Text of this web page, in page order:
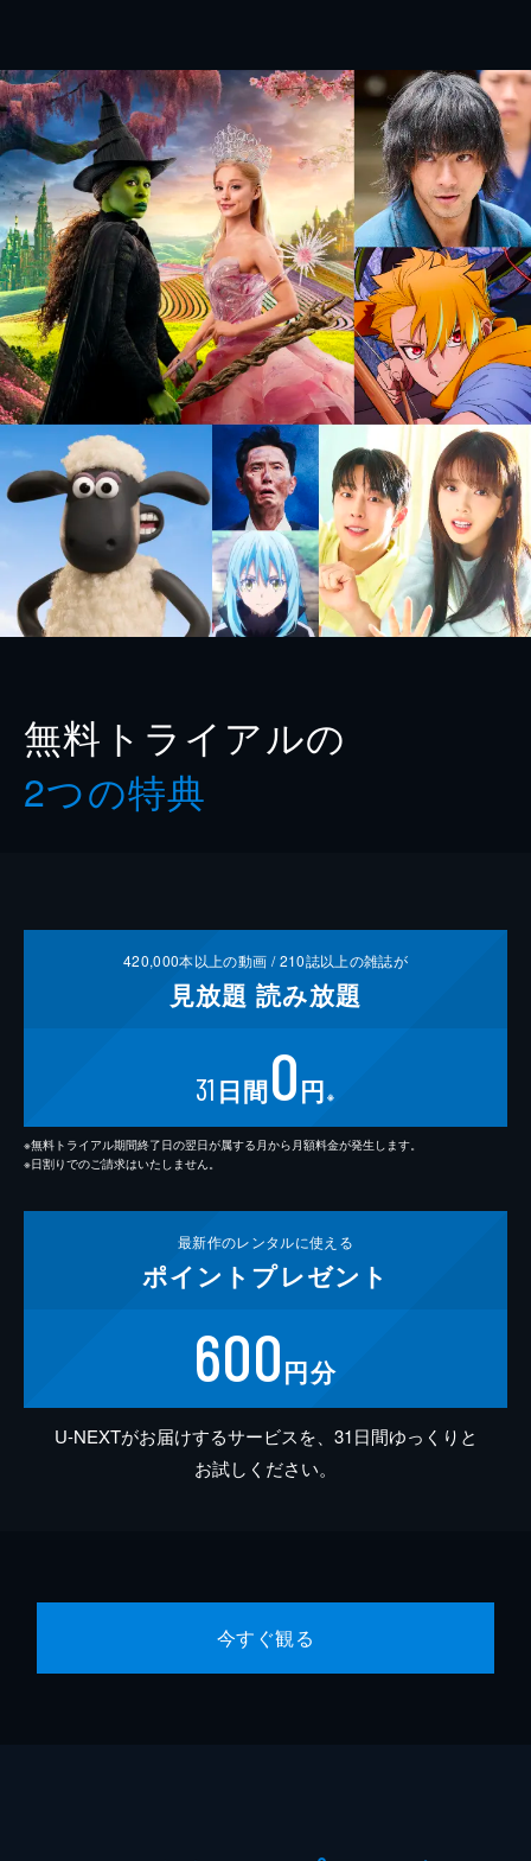
無料トライアルの
2つの特典
420,000本以上の動画 /210誌以上の雑誌が
見放題 読み放題
31 日間0円 ※
※無料トライアル期間終了日の翌日が属する月から月額料金が発生します。
※日割りでのご請求はいたしません。
最新作のレンタルに使える
ポイント プレゼント
600円分
U-NEXTがお届けするサービスを、31日間ゆっくりと
お試しください。
今すぐ観る